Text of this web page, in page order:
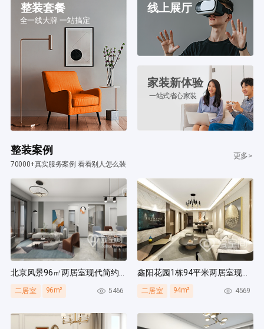
整装套餐
全一线大牌 一站搞定
线上展厅
家装新体验
一站式省心家装
整装案例
70000+真实服务案例 看看别人怎么装
更多>
北京风景96㎡两居室现代简约风装修案例
二居室 96m² 5466
鑫阳花园1栋94平米两居室现代简约风装修案例
二居室 94m² 4569